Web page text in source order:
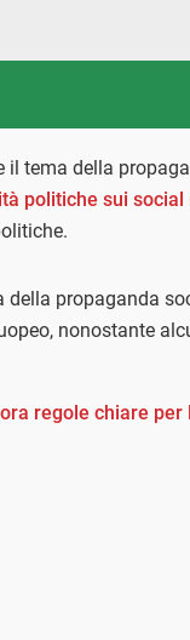
il tema della
politiche sui social
propaganda
nonostante
regole chiare per